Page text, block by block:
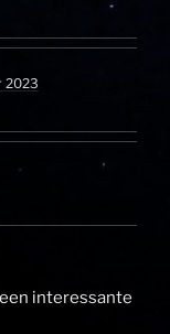
2023
interessante